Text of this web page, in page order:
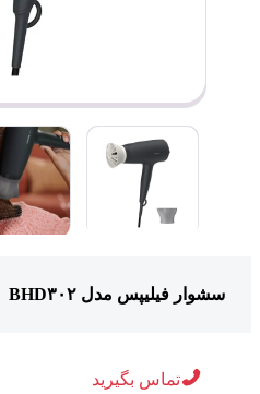
سشوار فیلیپس مدل BHD۳۰۲
تماس بگیرید